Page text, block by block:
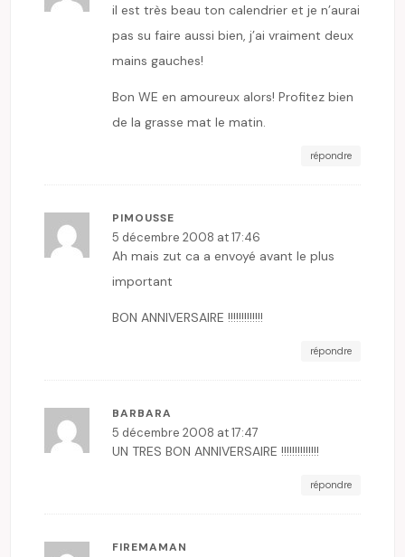
il est très beau ton calendrier et je n’aurai
pas su faire aussi bien, j’ai vraiment deux
mains gauches!
Bon WE en amoureux alors! Profitez bien
de la grasse mat le matin.
répondre
PIMOUSSE
5 décembre 2008 at 17:46
Ah mais zut ca a envoyé avant le plus
important
BON ANNIVERSAIRE !!!!!!!!!!!!!
répondre
BARBARA
5 décembre 2008 at 17:47
UN TRES BON ANNIVERSAIRE !!!!!!!!!!!!!!
répondre
FIREMAMAN